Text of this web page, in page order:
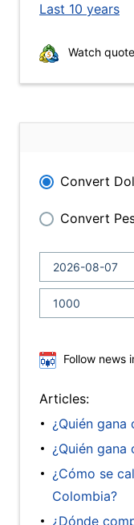
Last 10 years
Watch
Convert
Convert
Follow news
Articles:
¿Quién gana
¿Quién
¿Cómo se
Colombia?
¿Dónde